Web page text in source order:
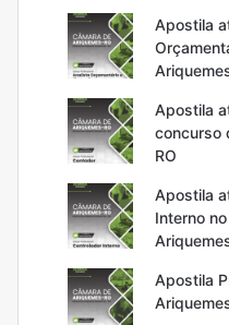
Apostila
Apostila
concurso
RO
Apostila
Interno
Apostila